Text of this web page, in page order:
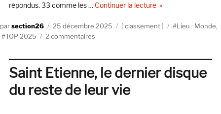
répondus. 33 comme les … Continuer la lecturede « Le classement
Auteursection26
Publié
le
25 décembre 2025 Catégories
classement Étiquettes
Lieu : Monde
TOP 2025
2 commentaires
de
la
rédaction
2025
Saint Etienne, le dernier disque
du reste de leur vie